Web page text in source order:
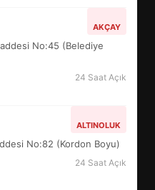
AKÇAY
No:45 (Belediye
24 Saat Açık
ALTINOLUK
No:82 (Kordon Boyu)
24 Saat Açık
KAYITLARI NEYİ